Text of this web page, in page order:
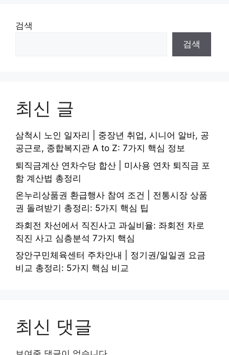
검색
검색
최신 글
삼척시 노인 일자리 | 중장년 취업, 시니어 알바, 공
공근로, 종합복지관 A to Z: 7가지 핵심 정보
퇴직금계산 연차수당 합산 | 미사용 연차 퇴직금 포
함 계산법 총정리
온누리상품권 환급행사 참여 조건 | 전통시장 상품
권 돌려받기 총정리: 5가지 핵심 팁
좌회전 차선에서 직진사고 과실비율: 좌회전 차로
직진 사고 심층분석 7가지 핵심
장안구민체육센터 주차안내 | 정기권/일일권 요금
비교 총정리: 5가지 핵심 비교
최신 댓글